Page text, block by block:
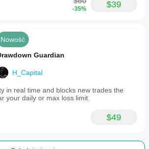
-35% $39
Nowość
Guardian
H_Capital
in real time and blocks new trades the
your daily or max loss limit.
$49